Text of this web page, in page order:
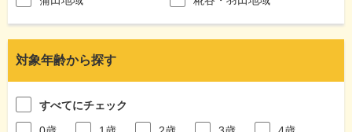
対象年齢から探す
すべてにチェック